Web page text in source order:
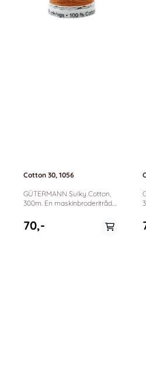
Cotton 30, 1056
GÜTERMANN Sulky Cotton,
300m. En maskinbroderitråd.
maskinbrodering, dekorative
sømmer og quilting.
70,-